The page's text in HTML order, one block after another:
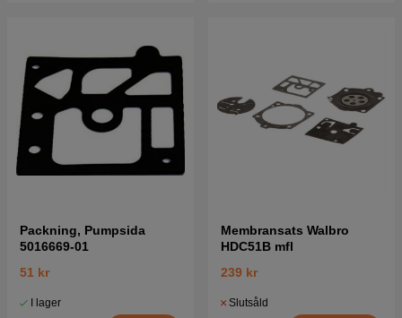
Packning, Pumpsida
5016669-01
51 kr
I lager
Membransats Walbro
HDC51B mfl
239 kr
Slutsåld